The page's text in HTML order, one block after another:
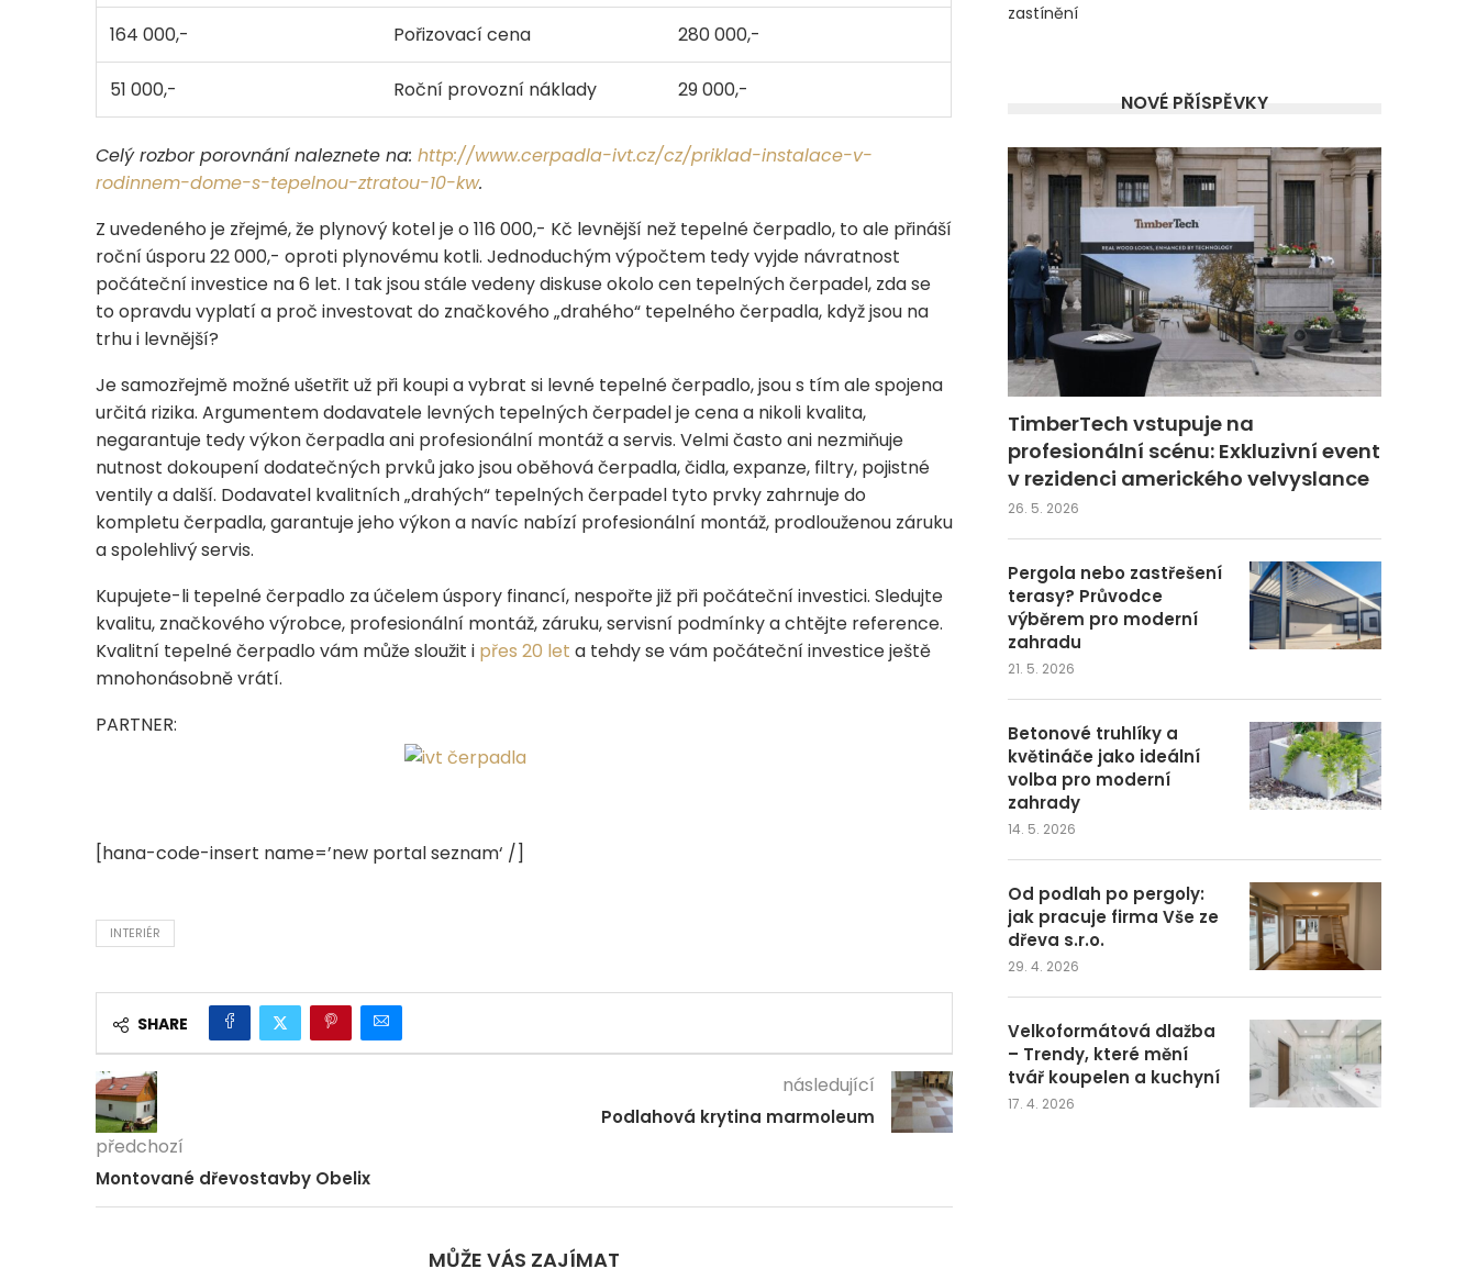
164 000,- Pořizovací cena 280 000,-
51 000,- Roční provozní náklady 29 000,-
Celý rozbor porovnání naleznete na: http://www.cerpadla-ivt.cz/cz/priklad-instalace-v-
rodinnem-dome-s-tepelnou-ztratou-10-kw.
Z uvedeného je zřejmé, že plynový kotel je o 116 000,- Kč levnější než tepelné čerpadlo, to ale přináší
roční úsporu 22 000,- oproti plynovému kotli. Jednoduchým výpočtem tedy vyjde návratnost
počáteční investice na 6 let. I tak jsou stále vedeny diskuse okolo cen tepelných čerpadel, zda se
to opravdu vyplatí a proč investovat do značkového „drahého“ tepelného čerpadla, když jsou na
trhu i levnější?
Je samozřejmě možné ušetřit už při koupi a vybrat si levné tepelné čerpadlo, jsou s tím ale spojena
určitá rizika. Argumentem dodavatele levných tepelných čerpadel je cena a nikoli kvalita,
negarantuje tedy výkon čerpadla ani profesionální montáž a servis. Velmi často ani nezmiňuje
nutnost dokoupení dodatečných prvků jako jsou oběhová čerpadla, čidla, expanze, filtry, pojistné
ventily a další. Dodavatel kvalitních „drahých“ tepelných čerpadel tyto prvky zahrnuje do
kompletu čerpadla, garantuje jeho výkon a navíc nabízí profesionální montáž, prodlouženou záruku
a spolehlivý servis.
Kupujete-li tepelné čerpadlo za účelem úspory financí, nespořte již při počáteční investici. Sledujte
kvalitu, značkového výrobce, profesionální montáž, záruku, servisní podmínky a chtějte reference.
Kvalitní tepelné čerpadlo vám může sloužit i přes 20 let a tehdy se vám počáteční investice ještě
mnohonásobně vrátí.
PARTNER:
[hana-code-insert name=’new portal seznam‘ /]
INTERIÉR
SHARE
předchozí
Montované dřevostavby Obelix
následující
Podlahová krytina marmoleum
MŮŽE VÁS ZAJÍMAT
zastínění
NOVÉ PŘÍSPĚVKY
TimberTech vstupuje na
profesionální scénu: Exkluzivní event
v rezidenci amerického velvyslance
26. 5. 2026
Pergola nebo zastřešení
terasy? Průvodce
výběrem pro moderní
zahradu
21. 5. 2026
Betonové truhlíky a
květináče jako ideální
volba pro moderní
zahrady
14. 5. 2026
Od podlah po pergoly:
jak pracuje firma Vše ze
dřeva s.r.o.
29. 4. 2026
Velkoformátová dlažba
– Trendy, které mění
tvář koupelen a kuchyní
17. 4. 2026